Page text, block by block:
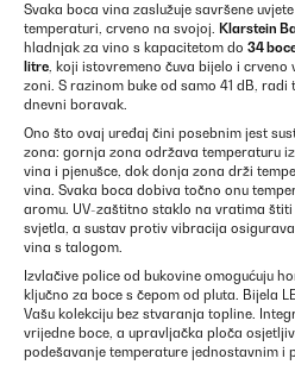
Svaka boca vina zaslužuje savršene
temperaturi, crveno na svojoj. Klarstein
hladnjak za vino s kapacitetom do 34
litre, koji istovremeno čuva bijelo i
zoni. S razinom buke od samo 41 dB,
dnevni boravak.
Ono što ovaj uređaj čini posebnim jest
zona: gornja zona održava temperaturu
vina i pjenušce, dok donja zona drži
vina. Svaka boca dobiva točno onu
aromu. UV-zaštitno staklo na vratima
svjetla, a sustav protiv vibracija
vina s talogom.
Izvlačive police od bukovine omogućuju
ključno za boce s čepom od pluta. Bijela
Vašu kolekciju bez stvaranja topline.
vrijedne boce, a upravljačka ploča
podešavanje temperature jednostavnim i